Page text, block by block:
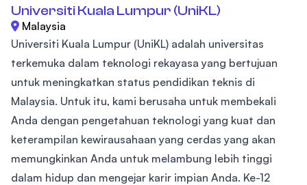
Universiti Kuala Lumpur (UniKL)
Malaysia
Universiti Kuala Lumpur (UniKL) adalah universitas
terkemuka dalam teknologi rekayasa yang bertujuan
untuk meningkatkan status pendidikan teknis di
Malaysia. Untuk itu, kami berusaha untuk membekali
Anda dengan pengetahuan teknologi yang kuat dan
keterampilan kewirausahaan yang cerdas yang akan
memungkinkan Anda untuk melambung lebih tinggi
dalam hidup dan mengejar karir impian Anda. Ke-12